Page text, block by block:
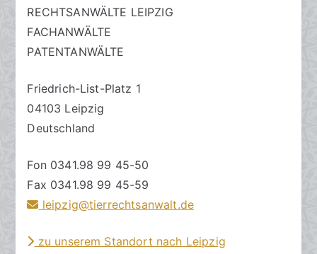
RECHTSANWÄLTE LEIPZIG
FACHANWÄLTE
PATENTANWÄLTE
Friedrich-List-Platz 1
04103 Leipzig
Deutschland
Fon 0341.98 99 45-50
Fax 0341.98 99 45-59
leipzig@tierrechtsanwalt.de
zu unserem Standort nach Leipzig